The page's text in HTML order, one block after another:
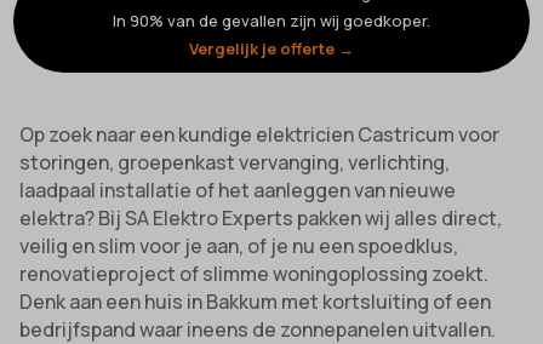
In 90% van de gevallen zijn wij goedkoper.
Vergelijk je offerte →
Op zoek naar een kundige elektricien Castricum voor
storingen, groepenkast vervanging, verlichting,
laadpaal installatie of het aanleggen van nieuwe
elektra? Bij SA Elektro Experts pakken wij alles direct,
veilig en slim voor je aan, of je nu een spoedklus,
renovatieproject of slimme woningoplossing zoekt.
Denk aan een huis in Bakkum met kortsluiting of een
bedrijfspand waar ineens de zonnepanelen uitvallen.